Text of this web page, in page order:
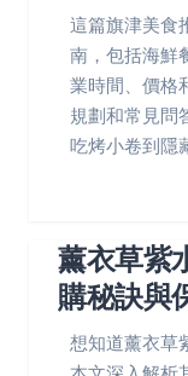
這篇旗津美食
南，包括海鮮
業時間、價格
規劃和常見問
吃烤小卷到隱
薰衣草紫
購秘訣與
想知道薰衣草